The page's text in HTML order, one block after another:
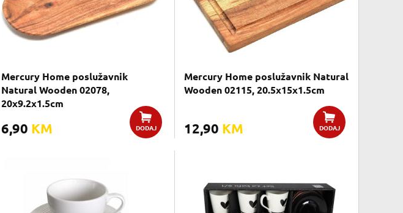
Mercury Home poslužavnik
Natural Wooden 02078,
20x9.2x1.5cm
6,90 KM DODAJ
Mercury Home poslužavnik Natural
Wooden 02115, 20.5x15x1.5cm
12,90 KM DODAJ